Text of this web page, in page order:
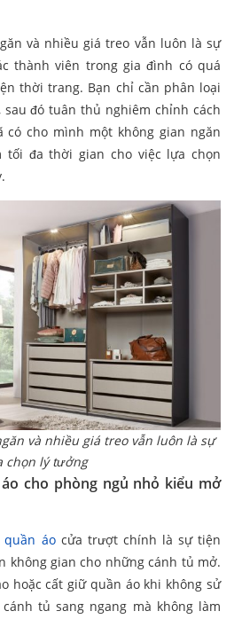
và nhiều giá treo vẫn luôn là sự
thành viên trong gia đình có quá
thời trang. Bạn chỉ cần phân loại
đó tuân thủ nghiêm chỉnh cách
có cho mình một không gian ngăn
tối đa thời gian cho việc lựa chọn
và nhiều giá treo vẫn luôn là sự
chọn lý tưởng
cho phòng ngủ nhỏ kiểu mở
quần áocửa trượt chính là sự tiện
không gian cho những cánh tủ mở.
hoặc cất giữ quần áo khi không sử
tủ sang ngang mà không làm